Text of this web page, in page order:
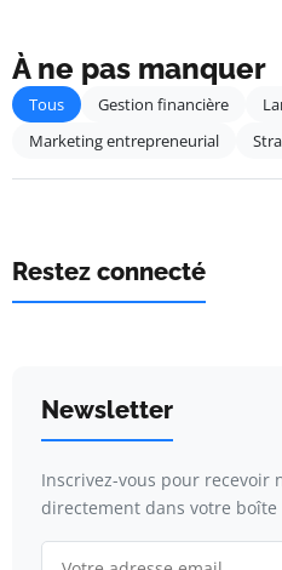
À ne pas manquer
Tous Gestion financière
Marketing entrepreneurial
Restez connecté
Newsletter
Inscrivez-vous pour recevoir
directement dans votre boîte